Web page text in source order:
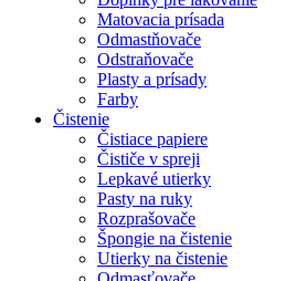
Matovacia prísada
Odmastňovače
Odstraňovače
Plasty a prísady
Farby
Čistenie
Čistiace papiere
Čističe v spreji
Lepkavé utierky
Pasty na ruky
Rozprašovače
Špongie na čistenie
Utierky na čistenie